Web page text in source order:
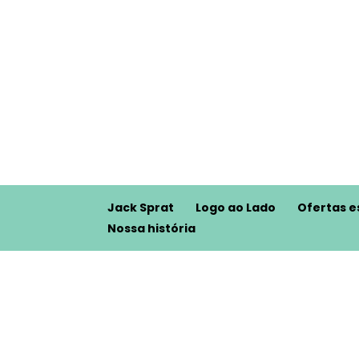
Jack Sprat Logo ao Lado Ofertas
Nossa história